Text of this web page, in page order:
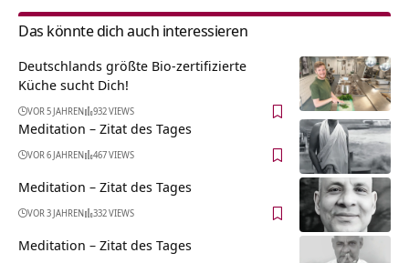
Das könnte dich auch interessieren
Deutschlands größte Bio-zertifizierte
Küche sucht Dich!
VOR 5 JAHREN 932 VIEWS
Meditation – Zitat des Tages
VOR 6 JAHREN 467 VIEWS
Meditation – Zitat des Tages
VOR 3 JAHREN 332 VIEWS
Meditation – Zitat des Tages